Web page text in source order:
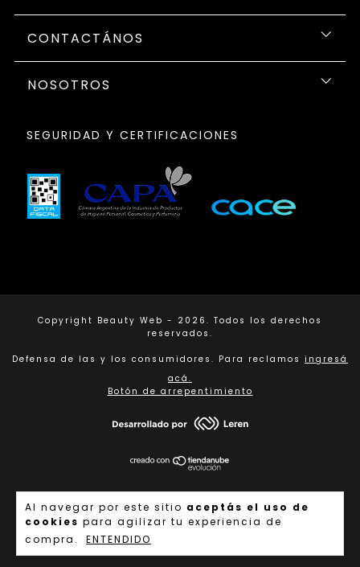
Al navegar por este sitio aceptás el uso de
cookies para agilizar tu experiencia de
compra.
ENTENDIDO
CONTACTÁNOS
NOSOTROS
SEGURIDAD Y CERTIFICACIONES
Copyright Beauty Web - 2026. Todos los derechos
reservados.
Defensa de las y los consumidores. Para reclamos ingresá
acá.
Botón de arrepentimiento